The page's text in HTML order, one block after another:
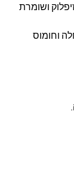
ושומרת
וחומוס